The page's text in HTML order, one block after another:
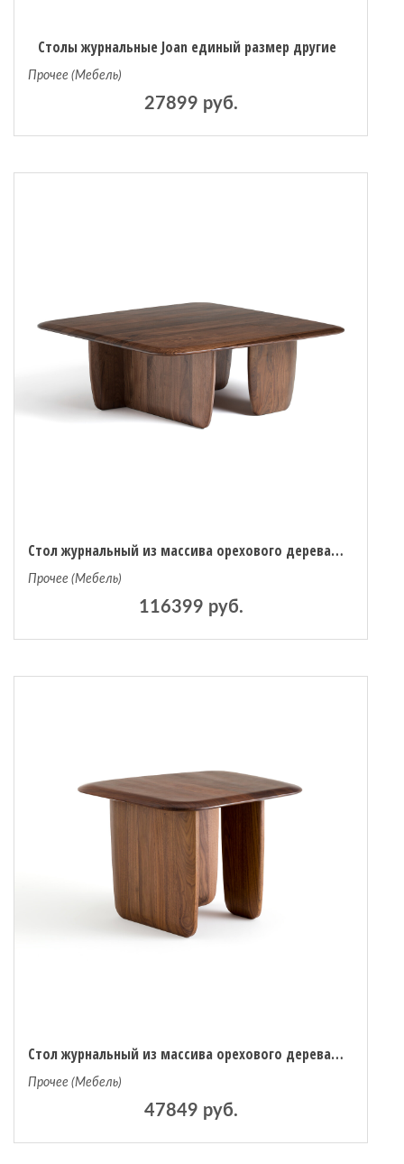
Столы журнальные Joan единый размер другие
Прочее (Мебель)
27899 руб.
Стол журнальный из массива орехового дерева большая модель Iloss единый размер каштановый
Прочее (Мебель)
116399 руб.
Стол журнальный из массива орехового дерева маленькая модель Iloss единый размер каштановый
Прочее (Мебель)
47849 руб.